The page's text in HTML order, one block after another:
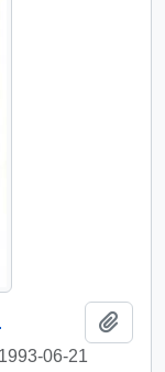
1993-06-21